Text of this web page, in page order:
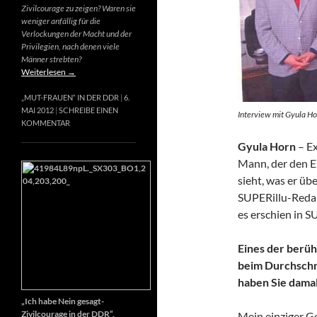
Interview mit Gyula
Gyula Horn –
Mann, der den
sieht, was er
SUPERillu-
es erschien in
Eines der
beim
haben Sie
Zivilcourage zu zeigen? Waren sie
weniger anfällig für die
Verlockungen der Macht und der
Privilegien, nach denen viele
Männer strebten?
Weiterlesen →
„MUT-FRAUEN“ IN DER DDR 6.
MAI 2012 SCHREIBE EINEN
KOMMENTAR
„Ich habe Nein gesagt-
Zivilcourage in der DDR“,